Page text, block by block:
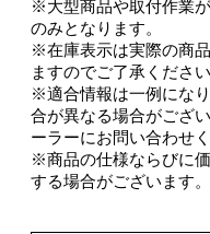
※大型商品や取付作業
のみとなります。
※在庫表示は実際の商
ますのでご了承ください
※適合情報は一例にな
合が異なる場合がござ
ーラーにお問い合わせく
※商品の仕様ならびに
する場合がございます。